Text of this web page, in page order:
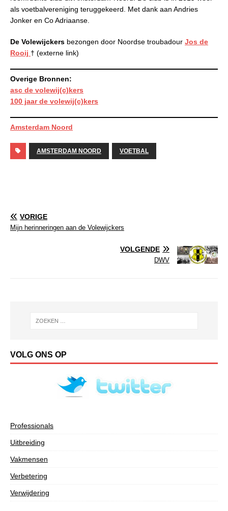
als voetbalvereniging teruggekeerd. Met dank aan Andries
Jonker en Co Adriaanse.
De Volewijckers bezongen door Noordse troubadour Jos de
Rooij † (externe link)
Overige Bronnen:
asc de volewij(c)kers
100 jaar de volewij(c)kers
Amsterdam Noord
AMSTERDAM NOORD VOETBAL
VORIGE
Mijn herinneringen aan de Volewijckers
VOLGENDE
DWV
VOLG ONS OP
Professionals
Uitbreiding
Vakmensen
Verbetering
Verwijdering